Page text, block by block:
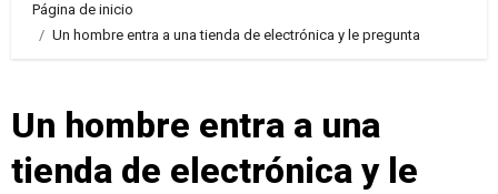
Página de inicio
Un hombre entra a una tienda de electrónica y le pregunta
Un hombre entra a una
tienda de electrónica y le